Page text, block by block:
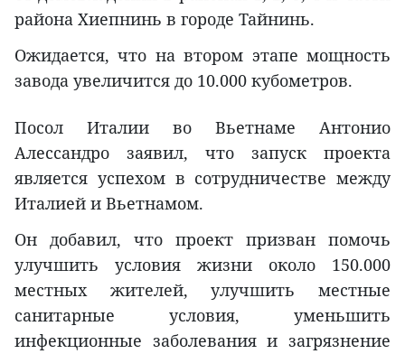
района Хиепнинь в городе Тайнинь.
Ожидается, что на втором этапе мощность
завода увеличится до 10.000 кубометров.
Посол Италии во Вьетнаме Антонио
Алессандро заявил, что запуск проекта
является успехом в сотрудничестве между
Италией и Вьетнамом.
Он добавил, что проект призван помочь
улучшить условия жизни около 150.000
местных жителей, улучшить местные
санитарные условия, уменьшить
инфекционные заболевания и загрязнение